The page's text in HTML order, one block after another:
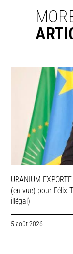
URANIUM
(en vue) pour Félix
illégal)
5 août 2026